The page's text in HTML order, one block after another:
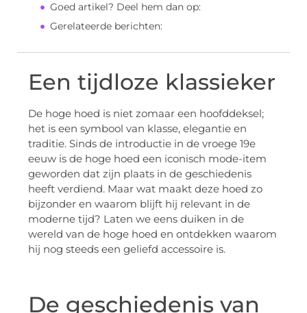
Goed artikel? Deel hem dan op:
Gerelateerde berichten:
Een tijdloze klassieker
De hoge hoed is niet zomaar een hoofddeksel;
het is een symbool van klasse, elegantie en
traditie. Sinds de introductie in de vroege 19e
eeuw is de hoge hoed een iconisch mode-item
geworden dat zijn plaats in de geschiedenis
heeft verdiend. Maar wat maakt deze hoed zo
bijzonder en waarom blijft hij relevant in de
moderne tijd? Laten we eens duiken in de
wereld van de hoge hoed en ontdekken waarom
hij nog steeds een geliefd accessoire is.
De geschiedenis van